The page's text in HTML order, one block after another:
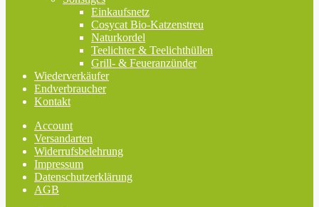
Einkaufsnetz
Cosycat Bio-Katzenstreu
Naturkordel
Teelichter & Teelichthüllen
Grill- & Feueranzünder
Wiederverkäufer
Endverbraucher
Kontakt
Account
Versandarten
Widerrufsbelehrung
Impressum
Datenschutzerklärung
AGB